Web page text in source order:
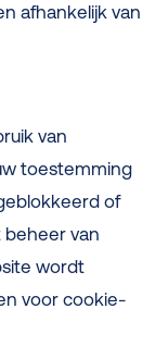
afhankelijk van
van
toestemming
of
van
wordt
voor cookie-